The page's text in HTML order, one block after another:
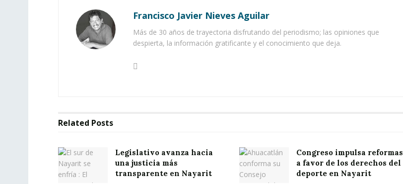
Francisco Javier Nieves Aguilar
Más de 30 años de trayectoria disfrutando del periodismo; las opiniones que
despierta, la información gratificante y el conocimiento que deja.
Related Posts
Legislativo avanza hacia
una justicia más
transparente en Nayarit
Congreso impulsa reformas
a favor de los derechos del
deporte en Nayarit